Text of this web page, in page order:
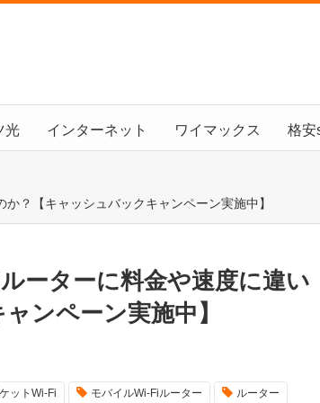
光 インターネット ワイマックス 格安
？【キャッシュバックキャンペーン実施中】
ーターに料金や速度に違い
ンペーン実施中】
ットWi-Fi モバイルWi-Fiルーター ルーター